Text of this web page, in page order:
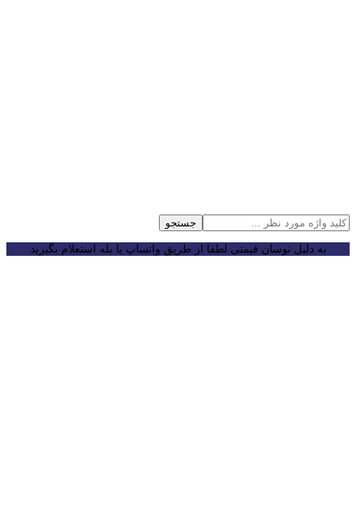
جستجو
به دلیل نوسان قیمتی لطفا از طریق واتساپ یا بله استعلام بگیرید